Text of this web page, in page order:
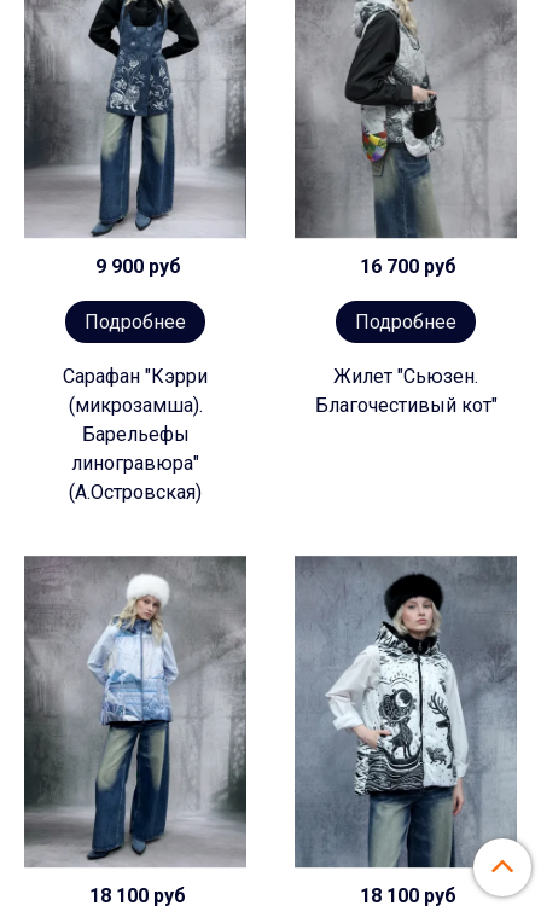
9 900 руб
Подробнее
Сарафан "Кэрри
(микрозамша).
Барельефы
линогравюра"
(А.Островская)
16 700 руб
Подробнее
Жилет "Сьюзен.
Благочестивый кот"
18 100 руб 18 100 руб